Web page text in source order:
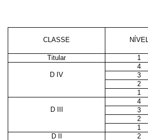
CLASSE
NÍVEL
Titular
1
4
D IV
3
2
1
4
D III
3
2
1
D II
2